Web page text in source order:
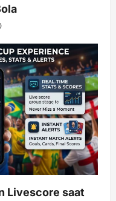
Livescore saat